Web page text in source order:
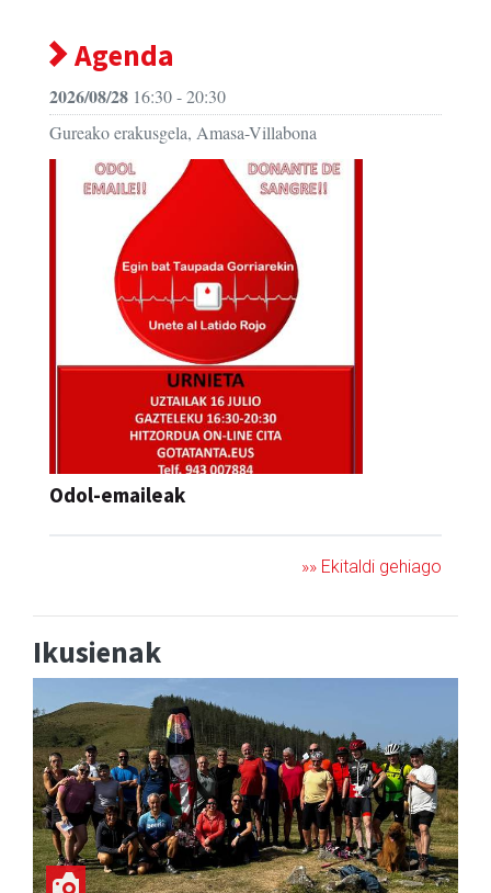
Agenda
2026/08/28 16:30 - 20:30
Gureako erakusgela, Amasa-Villabona
Odol-emaileak
»» Ekitaldi gehiago
Ikusienak